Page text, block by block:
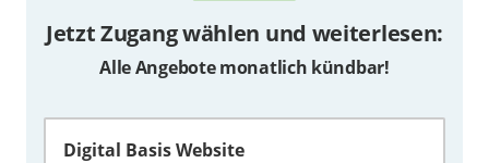
Jetzt Zugang wählen und weiterlesen:
Alle Angebote monatlich kündbar!
Digital Basis Website